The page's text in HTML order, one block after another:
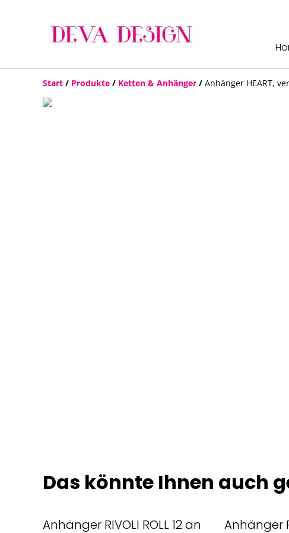
Start / Produkte / Ketten & Anhänger / Anhänger HEART,
Das könnte Ihnen auch
Anhänger RIVOLI ROLL 12 an
Anhänger